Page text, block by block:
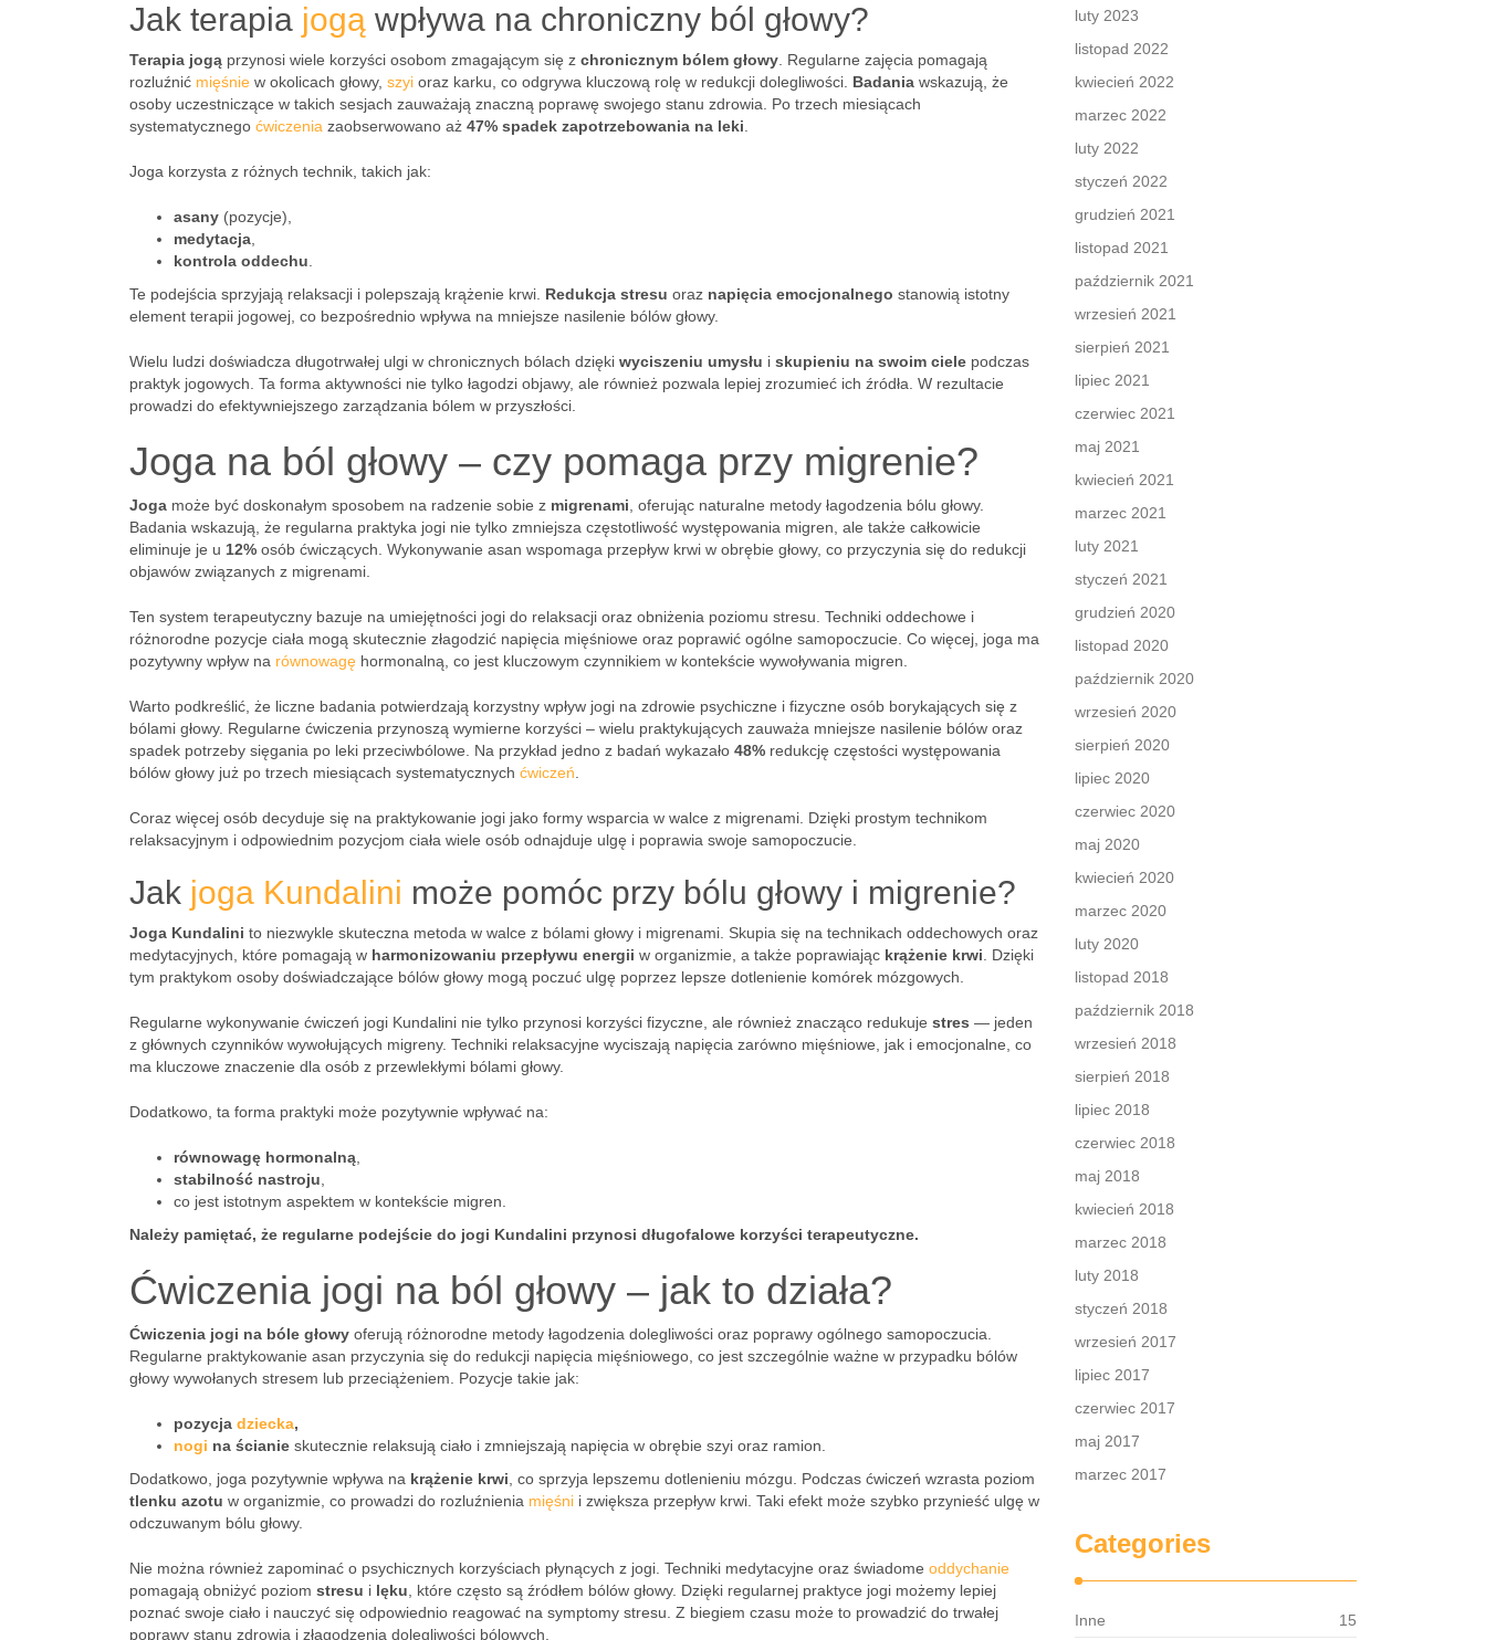
Jak terapia jogą wpływa na chroniczny ból głowy?
Terapia jogą przynosi wiele korzyści osobom zmagającym się z chronicznym bólem głowy . Regularne zajęcia pomagają
rozluźnić mięśnie w okolicach głowy, szyi oraz karku, co odgrywa kluczową rolę w redukcji dolegliwości. Badania wskazują, że
osoby uczestniczące w takich sesjach zauważają znaczną poprawę swojego stanu zdrowia. Po trzech miesiącach
systematycznego ćwiczenia zaobserwowano aż 47% spadek zapotrzebowania na leki
Joga korzysta z różnych technik, takich jak:
asany (pozycje),
medytacja
kontrola oddechu
Te podejścia sprzyjają relaksacji i polepszają krążenie krwi. Redukcja stresu oraz napięcia emocjonalnego stanowią istotny
element terapii jogowej, co bezpośrednio wpływa na mniejsze nasilenie bólów głowy.
Wielu ludzi doświadcza długotrwałej ulgi w chronicznych bólach dzięki wyciszeniu umysłu i skupieniu na swoim ciele podczas
praktyk jogowych. Ta forma aktywności nie tylko łagodzi objawy, ale również pozwala lepiej zrozumieć ich źródła. W rezultacie
prowadzi do efektywniejszego zarządzania bólem w przyszłości.
Joga na ból głowy – czy pomaga przy migrenie?
Joga może być doskonałym sposobem na radzenie sobie z migrenami , oferując naturalne metody łagodzenia bólu głowy.
Badania wskazują, że regularna praktyka jogi nie tylko zmniejsza częstotliwość występowania migren, ale także całkowicie
eliminuje je u 12% osób ćwiczących. Wykonywanie asan wspomaga przepływ krwi w obrębie głowy, co przyczynia się do redukcji
objawów związanych z migrenami.
Ten system terapeutyczny bazuje na umiejętności jogi do relaksacji oraz obniżenia poziomu stresu. Techniki oddechowe i
różnorodne pozycje ciała mogą skutecznie złagodzić napięcia mięśniowe oraz poprawić ogólne samopoczucie. Co więcej, joga ma
pozytywny wpływ na równowagę hormonalną, co jest kluczowym czynnikiem w kontekście wywoływania migren.
Warto podkreślić, że liczne badania potwierdzają korzystny wpływ jogi na zdrowie psychiczne i fizyczne osób borykających się z
bólami głowy. Regularne ćwiczenia przynoszą wymierne korzyści – wielu praktykujących zauważa mniejsze nasilenie bólów oraz
spadek potrzeby sięgania po leki przeciwbólowe. Na przykład jedno z badań wykazało 48% redukcję częstości występowania
bólów głowy już po trzech miesiącach systematycznych ćwiczeń
Coraz więcej osób decyduje się na praktykowanie jogi jako formy wsparcia w walce z migrenami. Dzięki prostym technikom
relaksacyjnym i odpowiednim pozycjom ciała wiele osób odnajduje ulgę i poprawia swoje samopoczucie.
Jak joga Kundalini może pomóc przy bólu głowy i migrenie?
Joga Kundalini to niezwykle skuteczna metoda w walce z bólami głowy i migrenami. Skupia się na technikach oddechowych oraz
medytacyjnych, które pomagają w harmonizowaniu przepływu energii w organizmie, a także poprawiając krążenie krwi . Dzięki
tym praktykom osoby doświadczające bólów głowy mogą poczuć ulgę poprzez lepsze dotlenienie komórek mózgowych.
Regularne wykonywanie ćwiczeń jogi Kundalini nie tylko przynosi korzyści fizyczne, ale również znacząco redukuje stres — jeden
z głównych czynników wywołujących migreny. Techniki relaksacyjne wyciszają napięcia zarówno mięśniowe, jak i emocjonalne, co
ma kluczowe znaczenie dla osób z przewlekłymi bólami głowy.
Dodatkowo, ta forma praktyki może pozytywnie wpływać na:
równowagę hormonalną
stabilność nastroju
co jest istotnym aspektem w kontekście migren.
Należy pamiętać, że regularne podejście do jogi Kundalini przynosi długofalowe korzyści terapeutyczne.
Ćwiczenia jogi na ból głowy – jak to działa?
Ćwiczenia jogi na bóle głowy oferują różnorodne metody łagodzenia dolegliwości oraz poprawy ogólnego samopoczucia.
Regularne praktykowanie asan przyczynia się do redukcji napięcia mięśniowego, co jest szczególnie ważne w przypadku bólów
głowy wywołanych stresem lub przeciążeniem. Pozycje takie jak:
pozycja dziecka,
nogi na ścianie skutecznie relaksują ciało i zmniejszają napięcia w obrębie szyi oraz ramion.
Dodatkowo, joga pozytywnie wpływa na krążenie krwi , co sprzyja lepszemu dotlenieniu mózgu. Podczas ćwiczeń wzrasta poziom
tlenku azotu w organizmie, co prowadzi do rozluźnienia mięśni i zwiększa przepływ krwi. Taki efekt może szybko przynieść ulgę w
odczuwanym bólu głowy.
Nie można również zapominać o psychicznych korzyściach płynących z jogi. Techniki medytacyjne oraz świadome oddychanie
pomagają obniżyć poziom stresu i lęku , które często są źródłem bólów głowy. Dzięki regularnej praktyce jogi możemy lepiej
poznać swoje ciało i nauczyć się odpowiednio reagować na symptomy stresu. Z biegiem czasu może to prowadzić do trwałej
poprawy stanu zdrowia i złagodzenia dolegliwości bólowych.
luty 2023
listopad 2022
kwiecień 2022
marzec 2022
luty 2022
styczeń 2022
grudzień 2021
listopad 2021
październik 2021
wrzesień 2021
sierpień 2021
lipiec 2021
czerwiec 2021
maj 2021
kwiecień 2021
marzec 2021
luty 2021
styczeń 2021
grudzień 2020
listopad 2020
październik 2020
wrzesień 2020
sierpień 2020
lipiec 2020
czerwiec 2020
maj 2020
kwiecień 2020
marzec 2020
luty 2020
listopad 2018
październik 2018
wrzesień 2018
sierpień 2018
lipiec 2018
czerwiec 2018
maj 2018
kwiecień 2018
marzec 2018
luty 2018
styczeń 2018
wrzesień 2017
lipiec 2017
czerwiec 2017
maj 2017
marzec 2017
Categories
Inne 15